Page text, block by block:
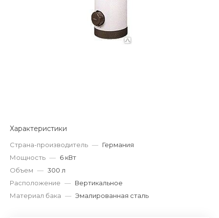
Характеристики
Страна-производитель — Германия
Мощность — 6 кВт
Объем — 300 л
Расположение — Вертикальное
Материал бака — Эмалированная сталь